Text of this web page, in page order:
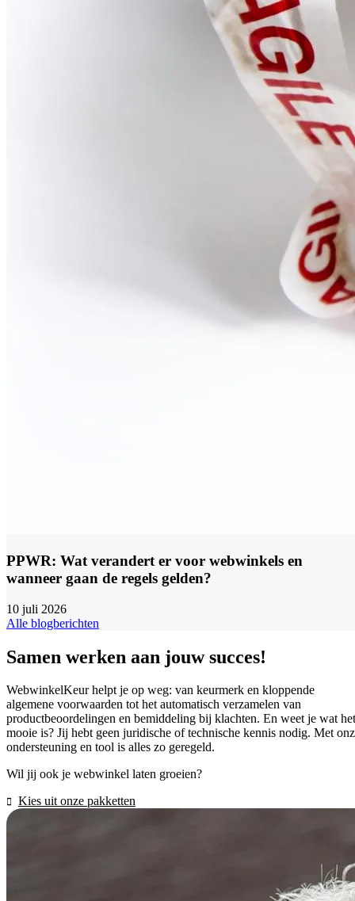
PPWR: Wat verandert er voor webwinkels en
wanneer gaan de regels gelden?
10 juli 2026
Alle blogberichten
Samen werken aan jouw succes!
WebwinkelKeur helpt je op weg: van keurmerk en kloppende
algemene voorwaarden tot het automatisch verzamelen van
productbeoordelingen en bemiddeling bij klachten. En weet je wat het
mooie is? Jij hebt geen juridische of technische kennis nodig. Met
ondersteuning en tool is alles zo geregeld.
Wil jij ook je webwinkel laten groeien?
Kies uit onze pakketten